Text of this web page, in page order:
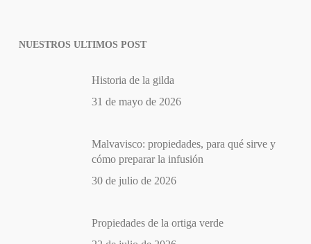
NUESTROS ULTIMOS POST
Historia de la gilda
31 de mayo de 2026
Malvavisco: propiedades, para qué sirve y
cómo preparar la infusión
30 de julio de 2026
Propiedades de la ortiga verde